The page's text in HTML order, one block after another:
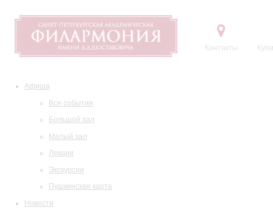
Контакты
Афиша
Все события
Большой зал
Малый зал
Лекции
Экскурсии
Пушкинская карта
Новости